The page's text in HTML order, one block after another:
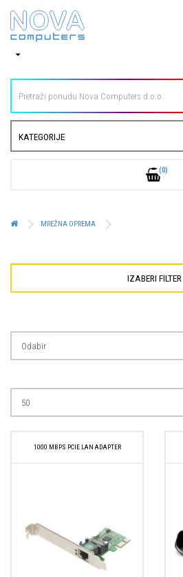
KATEGORIJE
(0)
MREŽNA OPREMA
IZABERI FILTER
1000 MBPS PCIE LAN ADAPTER